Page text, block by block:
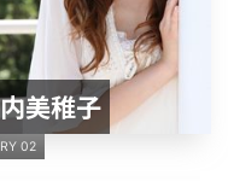
美稚子
02